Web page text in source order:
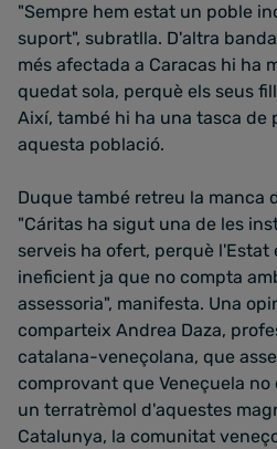
"Sempre hem estat un poble
suport", subratlla. D'altra
més afectada a Caracas hi ha
quedat sola, perquè els seus
Així, també hi ha una tasca de
aquesta població.
Duque també retreu la manca
"Cáritas ha sigut una de les
serveis ha ofert, perquè l'Estat
ineficient ja que no compta
assessoria", manifesta. Una
comparteix Andrea Daza,
catalana-veneçolana, que
comprovant que Veneçuela
un terratrèmol d'aquestes
Catalunya, la comunitat